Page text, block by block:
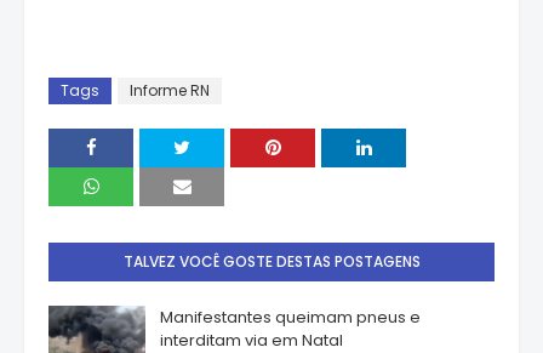
Tags Informe RN
TALVEZ VOCÊ GOSTE DESTAS POSTAGENS
Manifestantes queimam pneus e
interditam via em Natal